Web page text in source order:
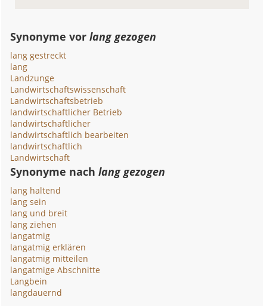
Synonyme vorlang gezogen
lang gestreckt
lang
Landzunge
Landwirtschaftswissenschaft
Landwirtschaftsbetrieb
landwirtschaftlicher Betrieb
landwirtschaftlicher
landwirtschaftlich bearbeiten
landwirtschaftlich
Landwirtschaft
Synonyme nachlang gezogen
lang haltend
lang sein
lang und breit
lang ziehen
langatmig
langatmig erklären
langatmig mitteilen
langatmige Abschnitte
Langbein
langdauernd